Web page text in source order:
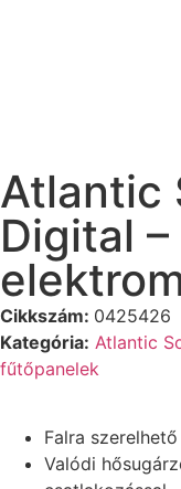
Atlantic
Digital
Cikkszám: 0425426
Kategória: Atlantic
fűtőpanelek
Falra
Valódi